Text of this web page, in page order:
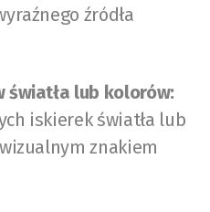
źródła
światła lub kolorów:
iskierek światła lub
znakiem